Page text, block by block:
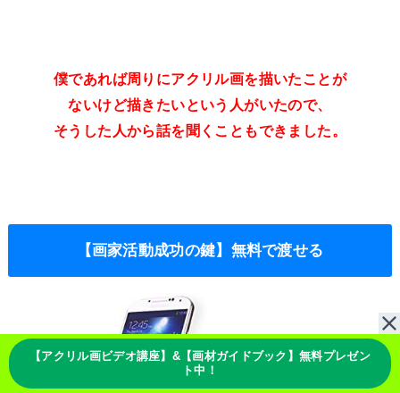
僕であれば周りにアクリル画を描いたことが
ないけど描きたいという人がいたので、
そうした人から話を聞くこともできました。
【画家活動成功の鍵】無料で渡せる
【アクリル画ビデオ講座】&【画材ガイドブック】無料プレゼン
ト中！